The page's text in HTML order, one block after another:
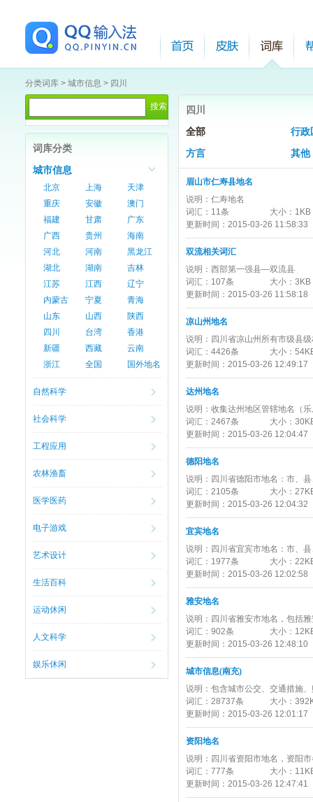
分类词库 > 城市信息 > 四川
词库分类
城市信息
北京 上海
天津
重庆
安徽
澳门
福建
甘肃
广东
广西
贵州
海南
河北
河南
黑龙江
湖北
湖南
吉林
江苏
江西
辽宁
内蒙古
宁夏
青海
山东
山西
陕西
四川
台湾
香港
新疆
西藏
云南
浙江
全国 国外地名
自然科学
社会科学
工程应用
农林渔畜
医学医药
电子游戏
艺术设计
生活百科
运动休闲
人文科学
娱乐休闲
四川
全部 行政
方言 其他
眉山市仁寿县地名
说明： 仁寿地名
词汇： 11条 大小： 1KB
更新时间： 2015-03-26 11:58:33
双流相关词汇
说明： 西部第一强县—双流县
词汇： 107条 大小： 3KB
更新时间： 2015-03-26 11:58:18
凉山州地名
说明： 四川省凉山州所有市级县
词汇： 4426条 大小：
更新时间： 2015-03-26 12:49:17
达州地名
说明： 收集达州地区管辖地名（
词汇： 2467条 大小：
更新时间： 2015-03-26 12:04:47
德阳地名
说明： 四川省德阳市地名：市、
词汇： 2105条 大小：
更新时间： 2015-03-26 12:04:32
宜宾地名
说明： 四川省宜宾市地名：市、
词汇： 1977条 大小：
更新时间： 2015-03-26 12:02:58
雅安地名
说明： 四川省雅安市地名，包括
词汇： 902条 大小：
更新时间： 2015-03-26 12:48:10
城市信息(南充)
说明： 包含城市公交、交通措施
词汇： 28737条 大小：
更新时间： 2015-03-26 12:01:17
资阳地名
说明： 四川省资阳市地名，资阳
词汇： 777条 大小：
更新时间： 2015-03-26 12:47:41